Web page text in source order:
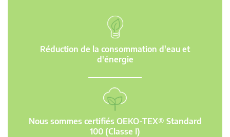
Réduction de la consommation d'eau et
d'énergie
Nous sommes certifiés OEKO-TEX® Standard
100 (Classe I)